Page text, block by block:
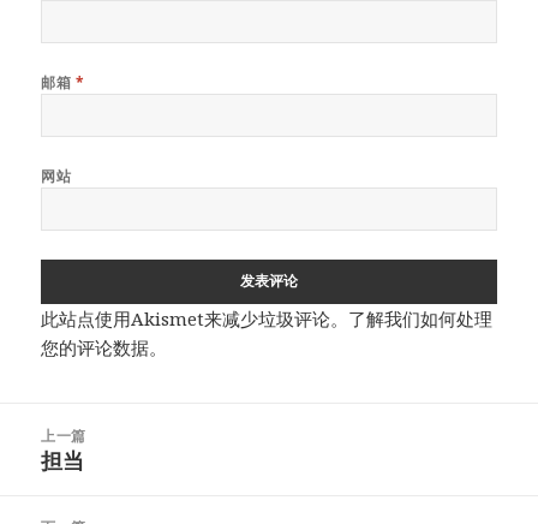
邮箱 *
网站
此站点使用Akismet来减少垃圾评论。 了解我们如何处理
您的评论数据。
上一篇
上
文
担当